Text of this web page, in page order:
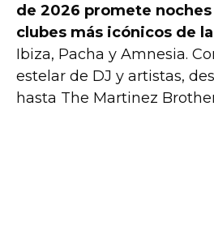
de 2026 promete
clubes más icónicos de
Ibiza, Pacha y Amnesia.
estelar de DJ y artistas,
hasta The Martinez